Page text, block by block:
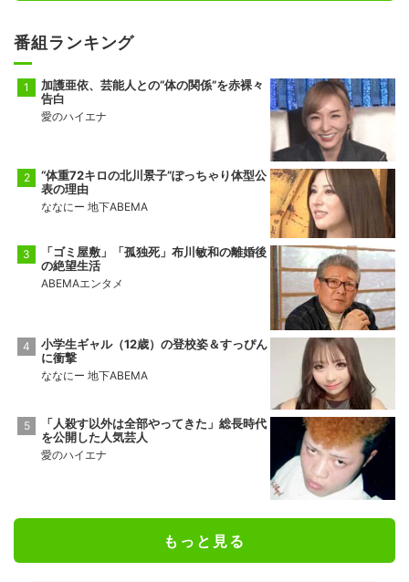
番組ランキング
加護亜依、芸能人との“体の関係”を赤裸々
告白
愛のハイエナ
“体重72キロの北川景子”ぽっちゃり体型公
表の理由
ななにー 地下ABEMA
「ゴミ屋敷」「孤独死」布川敏和の離婚後
の絶望生活
ABEMAエンタメ
小学生ギャル（12歳）の登校姿＆すっぴん
に衝撃
ななにー 地下ABEMA
「人殺す以外は全部やってきた」総長時代
を公開した人気芸人
愛のハイエナ
もっと見る